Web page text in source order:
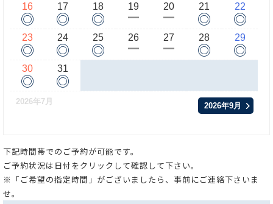
16
◎
17
◎
18
◎
19
ー
20
ー
21
◎
22
◎
23
◎
24
◎
25
◎
26
ー
27
ー
28
◎
29
◎
30
◎
31
◎
2026年7月 2026年9月
下記時間帯でのご予約が可能です。
ご予約状況は日付をクリックして確認して下さい。
※「ご希望の指定時間」がございましたら、事前にご連絡下さいま
せ。